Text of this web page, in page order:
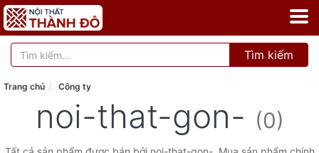
Tìm kiếm
Trang chủ Công ty
noi-that-gon- (0)